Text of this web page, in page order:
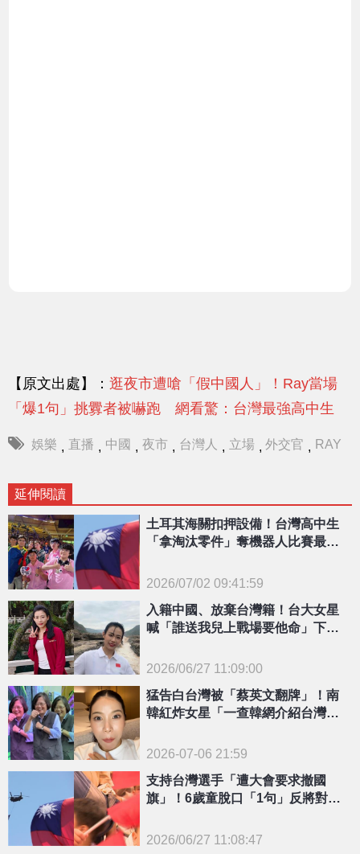
【原文出處】： 逛夜市遭嗆「假中國人」！Ray當場
「爆1句」挑釁者被嚇跑 網看驚：台灣最強高中生
娛樂 , 直播 , 中國 , 夜市 , 台灣人 , 立場 , 外交官 , RAY
延伸閱讀
土耳其海關扣押設備！台灣高中生
「拿淘汰零件」奪機器人比賽最高
2026/07/02 09:41:59
{PLAYICON}
入籍中國、放棄台灣籍！台大女星
喊「誰送我兒上戰場要他命」下秒
2026/06/27 11:09:00
猛告白台灣被「蔡英文翻牌」！南
韓紅炸女星「一查韓網介紹台灣女
2026-07-06 21:59
支持台灣選手「遭大會要求撤國
旗」！6歲童脫口「1句」反將對方
2026/06/27 11:08:47